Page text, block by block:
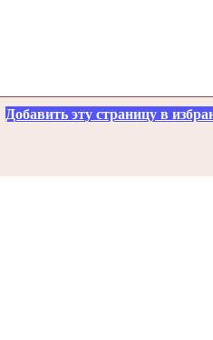
Добавить эту страницу в